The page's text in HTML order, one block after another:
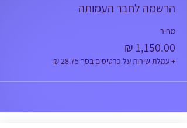
הרשמה לחבר העמותה
מחיר
+ עמלת שירות על כרטיסים בסך ‏28.75 ‏₪